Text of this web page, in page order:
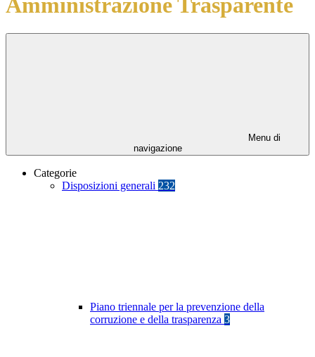
Menu di
navigazione
Categorie
Disposizioni generali 232
Piano triennale per la prevenzione della
corruzione e della trasparenza 3